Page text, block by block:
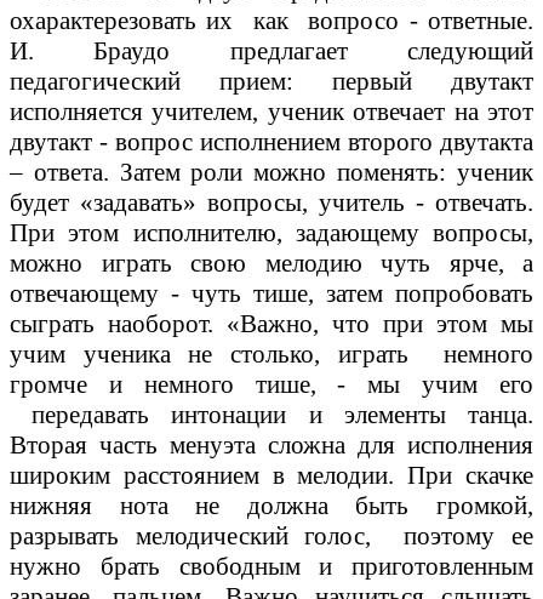
охарактерезовать их как вопросо - ответные.
И. Браудо предлагает следующий
педагогический прием: первый двутакт
исполняется учителем, ученик отвечает на этот
двутакт - вопрос исполнением второго двутакта
– ответа. Затем роли можно поменять: ученик
будет «задавать» вопросы, учитель - отвечать.
При этом исполнителю, задающему вопросы,
можно играть свою мелодию чуть ярче, а
отвечающему - чуть тише, затем попробовать
сыграть наоборот. «Важно, что при этом мы
учим ученика не столько, играть немного
громче и немного тише, - мы учим его
передавать интонации и элементы танца.
Вторая часть менуэта сложна для исполнения
широким расстоянием в мелодии. При скачке
нижняя нота не должна быть громкой,
разрывать мелодический голос, поэтому ее
нужно брать свободным и приготовленным